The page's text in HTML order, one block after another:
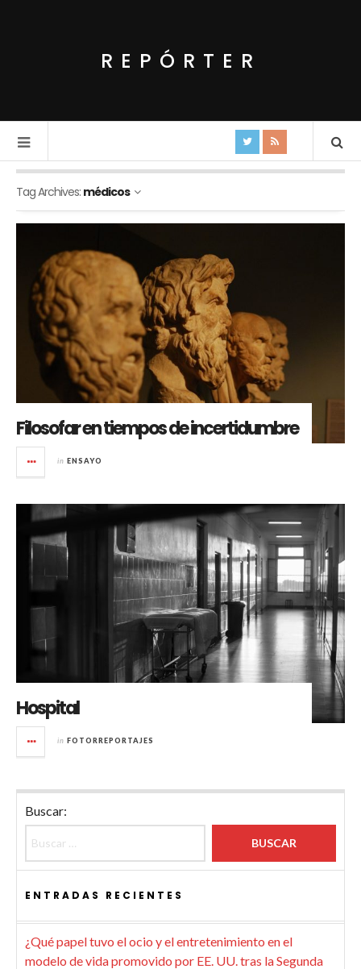
REPÓRTER
Tag Archives: médicos
Filosofar en tiempos de incertidumbre
in ENSAYO
Hospital
in FOTORREPORTAJES
Buscar:
ENTRADAS RECIENTES
¿Qué papel tuvo el ocio y el entretenimiento en el
modelo de vida promovido por EE. UU. tras la Segunda